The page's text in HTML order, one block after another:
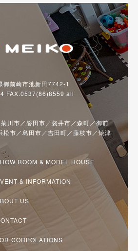
前崎市池新田7742-1
FAX.0537(86)8559 all
川市／磐田市／袋井市／森町／御前
松市／島田市／吉田町／藤枝市／焼津
ROOM & MODEL HOUSE
& INFORMATION
US
CORPOLATIONS